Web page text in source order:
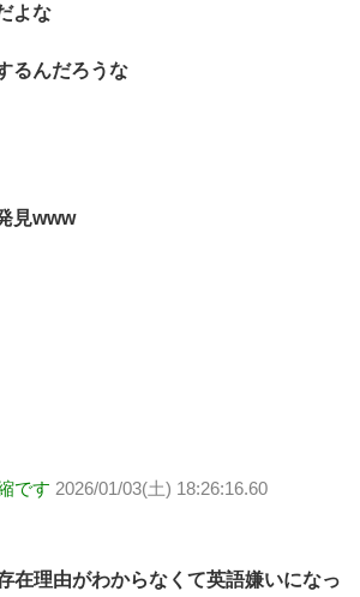
よな
るんだろうな
見www
です 2026/01/03(土) 18:26:16.60
在理由がわからなくて英語嫌いになっ